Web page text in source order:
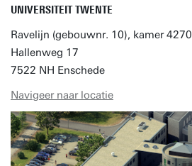
UNIVERSITEIT TWENTE
Ravelijn (gebouwnr. 10), kamer 4270
Hallenweg 17
7522 NH Enschede
Navigeer naar locatie